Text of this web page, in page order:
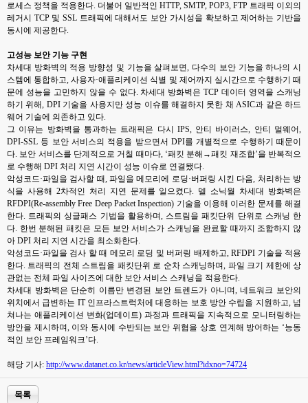
로세스 정책을 적용한다. 더불어 일반적인 HTTP, SMTP, POP3, FTP 트래픽 이외의
레거시 TCP 및 SSL 트래픽에 대해서도 보안 가시성을 확보하고 제어하는 기반을
동시에 제공한다.
고성능 보안 기능 구현
차세대 방화벽의 적용 방향성 및 기능을 살펴보면, 다수의 보안 기능을 하나의 시
스템에 통합하고, 사용자·애플리케이션 식별 및 제어까지 실시간으로 수행하기 때
문에 성능을 고민하지 않을 수 없다. 차세대 방화벽은 TCP 데이터 영역을 스캐닝
하기 위해, DPI 기술을 사용지만 성능 이슈를 해결하지 못한 채 ASIC과 같은 하드
웨어 기술에 의존하고 있다.
그 이유는 방화벽을 통과하는 트래픽은 다시 IPS, 안티 바이러스, 안티 멀웨어,
DPI-SSL 등 보안 서비스의 적용을 받으면서 DPI를 개별적으로 수행하기 때문이
다. 보안 서비스를 단계적으로 거칠 때마다, ‘패킷 분해→패킷 재조합’을 반복적으
로 수행해 DPI 처리 지연 시간이 성능 이슈로 연결됐다.
악성코드·파일을 검사할 때, 파일을 메모리에 로딩·버퍼링 시킨 다음, 처리하는 방
식을 사용해 2차적인 처리 지연 문제를 일으켰다. 델 소닉월 차세대 방화벽은
RFDPI(Re-assembly Free Deep Packet Inspection) 기술을 이용해 이러한 문제를 해결
한다. 트래픽의 싱글패스 기법을 활용하며, 스트림을 패킷단위 단위로 스캐닝 한
다. 한번 분해된 패킷은 모든 보안 서비스가 스캐닝을 완료할 때까지 조합하지 않
아 DPI 처리 지연 시간을 최소화한다.
악성코드·파일을 검사 할 때 메모리 로딩 및 버퍼링 배제하고, RFDPI 기술을 적용
한다. 트래픽의 전체 스트림을 패킷단위 로 순차 스캐닝하며, 파일 크기 제한에 상
관없는 전체 파일 사이즈에 대한 보안 서비스 스캐닝을 적용한다.
차세대 방화벽은 단순히 이름만 변경된 보안 트렌드가 아니며, 네트워크 보안의
위치에서 급변하는 IT 인프라스트럭처에 대응하는 보호 방안 수립을 지원하고, 넘
쳐나는 애플리케이션 변화(업데이트) 과정과 트래픽을 지속적으로 모니터링하는
방안을 제시하며, 이와 동시에 수반되는 보안 위협을 상호 연계해 방어하는 ‘능동
적인 보안 프레임워크’다.
해당 기사: http://www.datanet.co.kr/news/articleView.html?idxno=74724
목록